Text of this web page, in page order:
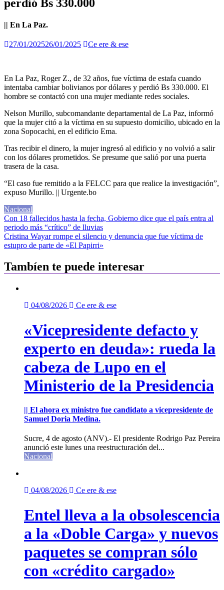
perdió Bs 330.000
|| En La Paz.
27/01/202526/01/2025 Ce ere & ese
En La Paz, Roger Z., de 32 años, fue víctima de estafa cuando
intentaba cambiar bolivianos por dólares y perdió Bs 330.000. El
hombre se contactó con una mujer mediante redes sociales.
Nelson Murillo, subcomandante departamental de La Paz, informó
que la mujer citó a la víctima en su supuesto domicilio, ubicado en la
zona Sopocachi, en el edificio Ema.
Tras recibir el dinero, la mujer ingresó al edificio y no volvió a salir
con los dólares prometidos. Se presume que salió por una puerta
trasera de la casa.
“El caso fue remitido a la FELCC para que realice la investigación”,
expuso Murillo. || Urgente.bo
Nacional
Navegación
de
entradas
Con 18 fallecidos hasta la fecha, Gobierno dice que el país entra al
periodo más “crítico” de lluvias
Cristina Wayar rompe el silencio y denuncia que fue víctima de
estupro de parte de «El Papirri»
Tambíen te puede interesar
04/08/2026 Ce ere & ese
«Vicepresidente defacto y
experto en deuda»: rueda la
cabeza de Lupo en el
Ministerio de la Presidencia
|| El ahora ex ministro fue candidato a vicepresidente de
Samuel Doria Medina.
Sucre, 4 de agosto (ANV).- El presidente Rodrigo Paz Pereira
anunció este lunes una reestructuración del...
Nacional
04/08/2026 Ce ere & ese
Entel lleva a la obsolescencia
a la «Doble Carga» y nuevos
paquetes se compran sólo
con «crédito cargado»